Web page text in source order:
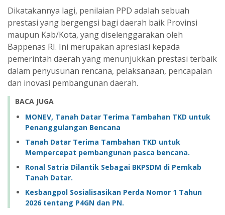
Dikatakannya lagi, penilaian PPD adalah sebuah
prestasi yang bergengsi bagi daerah baik Provinsi
maupun Kab/Kota, yang diselenggarakan oleh
Bappenas RI. Ini merupakan apresiasi kepada
pemerintah daerah yang menunjukkan prestasi terbaik
dalam penyusunan rencana, pelaksanaan, pencapaian
dan inovasi pembangunan daerah.
BACA JUGA
MONEV, Tanah Datar Terima Tambahan TKD untuk
Penanggulangan Bencana
Tanah Datar Terima Tambahan TKD untuk
Mempercepat pembangunan pasca bencana.
Ronal Satria Dilantik Sebagai BKPSDM di Pemkab
Tanah Datar.
Kesbangpol Sosialisasikan Perda Nomor 1 Tahun
2026 tentang P4GN dan PN.